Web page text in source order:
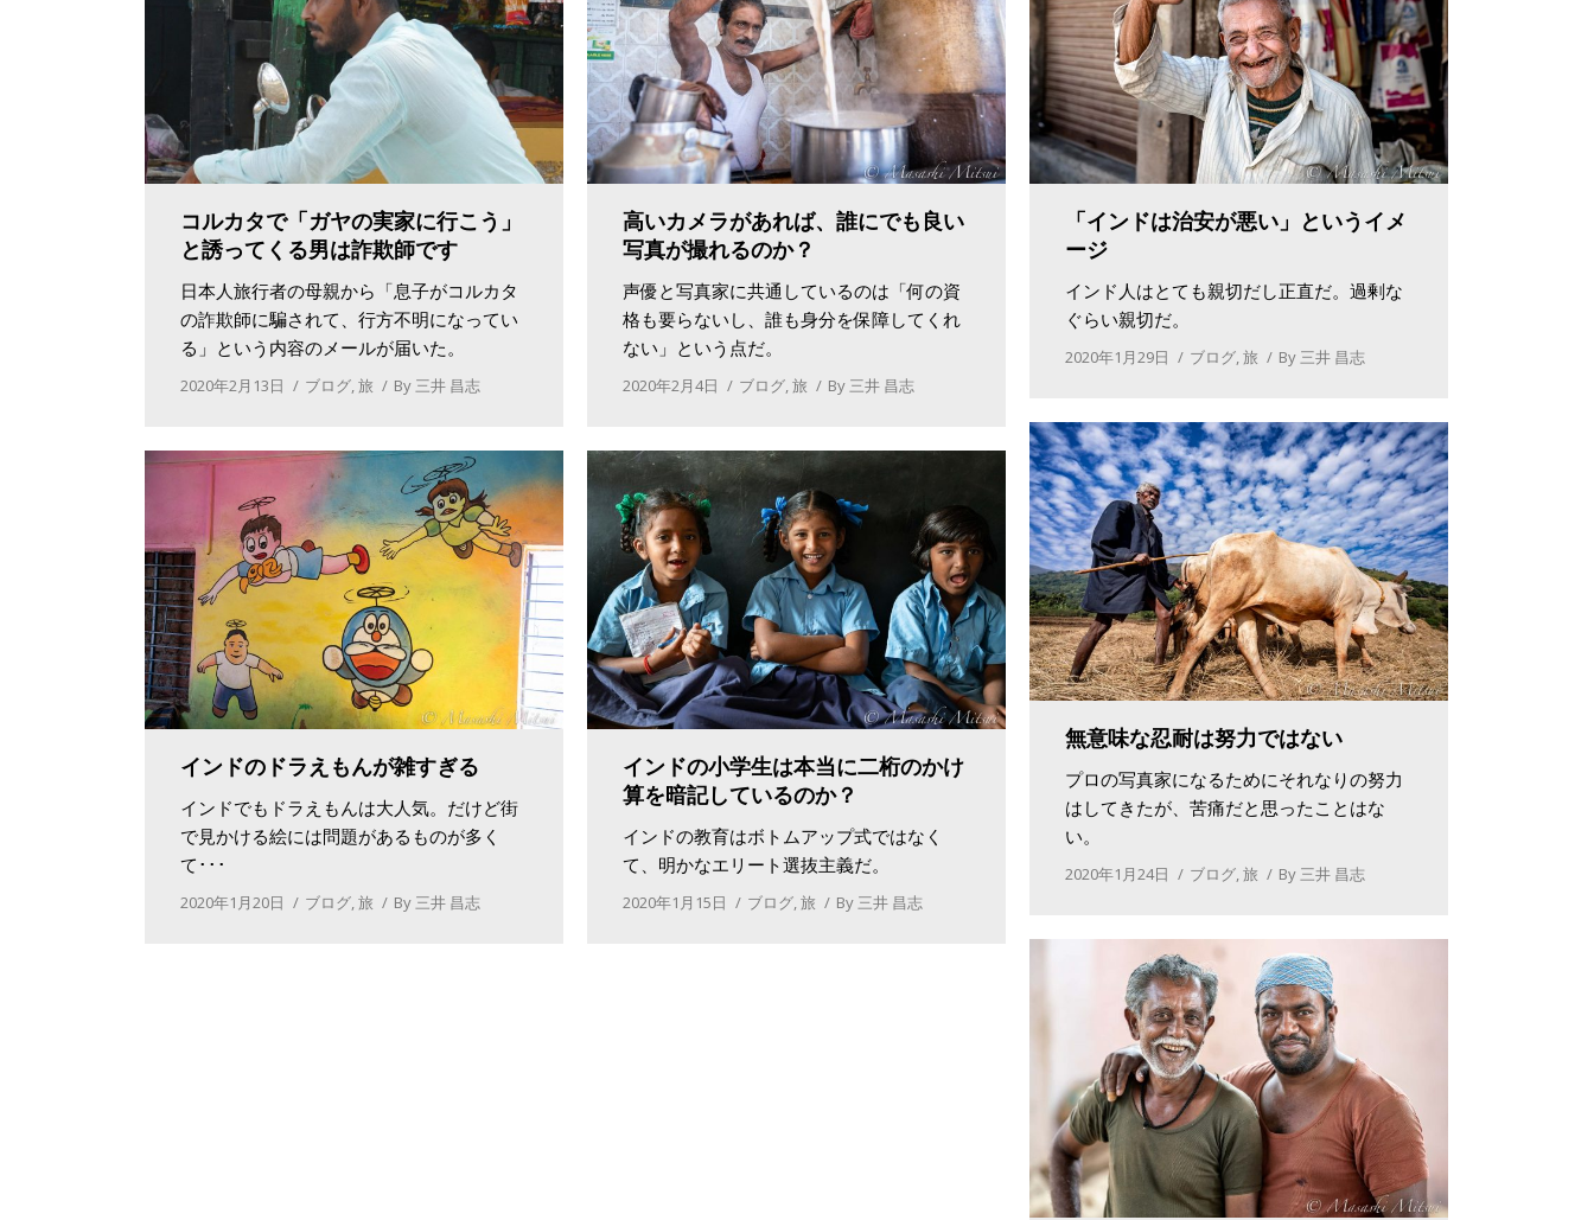
コルカタで「ガヤの実家に行こう」
と誘ってくる男は詐欺師です
日本人旅行者の母親から「息子がコルカタ
の詐欺師に騙されて、行方不明になってい
る」という内容のメールが届いた。
2020年2月13日 ブログ,旅 By 三井 昌志
高いカメラがあれば、誰にでも良い
写真が撮れるのか？
声優と写真家に共通しているのは「何の資
格も要らないし、誰も身分を保障してくれ
ない」という点だ。
2020年2月4日 ブログ,旅 By 三井 昌志
「インドは治安が悪い」というイメ
ージ
インド人はとても親切だし正直だ。過剰な
ぐらい親切だ。
2020年1月29日 ブログ,旅 By 三井 昌志
無意味な忍耐は努力ではない
プロの写真家になるためにそれなりの努力
はしてきたが、苦痛だと思ったことはな
い。
2020年1月24日 ブログ,旅 By 三井 昌志
インドのドラえもんが雑すぎる
インドでもドラえもんは大人気。だけど街
で見かける絵には問題があるものが多く
て･･･
2020年1月20日 ブログ,旅 By 三井 昌志
インドの小学生は本当に二桁のかけ
算を暗記しているのか？
インドの教育はボトムアップ式ではなく
て、明かなエリート選抜主義だ。
2020年1月15日 ブログ,旅 By 三井 昌志